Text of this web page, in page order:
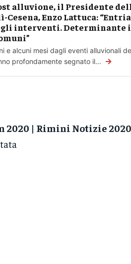
alluvione, il Presidente
Enzo Lattuca:
interventi. Determinante
e alcuni mesi dagli eventi alluvionali
profondamente segnato il... →
2020 | Rimini Notizie 2020